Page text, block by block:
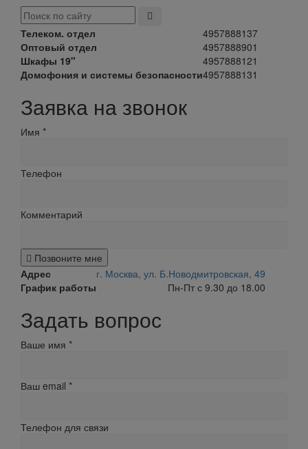
Телеком. отдел
4957888137
Оптовый отдел
4957888901
Шкафы 19"
4957888121
Домофония и системы безопасности4957888131
Заявка на звонок
Имя *
Телефон
Комментарий
Позвоните мне
Адрес
г. Москва, ул. Б.Новодмитровская, 49
График работы
Пн-Пт с 9.30 до 18.00
Задать вопрос
Ваше имя *
Ваш email *
Телефон для связи